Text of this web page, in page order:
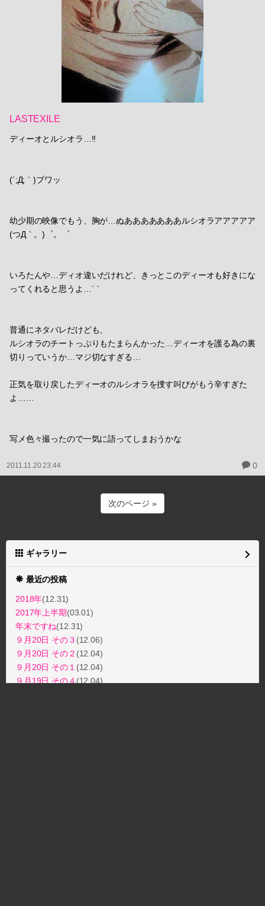
LASTEXILE
ディーオとルシオラ…!!
(´;Д;｀)ブワッ
幼少期の映像でもう、胸が…ぬあああああああルシオラアアアアア
(つД｀。)゜。゜
いろたんや…ディオ違いだけれど、きっとこのディーオも好きにな
ってくれると思うよ…´｀
普通にネタバレだけども、
ルシオラのチートっぷりもたまらんかった…ディーオを護る為の裏
切りっていうか…マジ切なすぎる…
正気を取り戻したディーオのルシオラを捜す叫びがもう辛すぎた
よ……
写メ色々撮ったので一気に語ってしまおうかな
2011.11.20 23:44 0
次のページ »
ギャラリー
最近の投稿
2018年(12.31)
2017年上半期(03.01)
年末ですね(12.31)
９月20日 その３ (12.06)
９月20日 その２ (12.04)
９月20日 その１ (12.04)
９月19日 その４ (12.04)